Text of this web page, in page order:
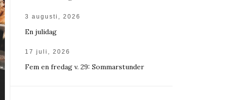
3 augusti, 2026
En julidag
17 juli, 2026
Fem en fredag v. 29: Sommarstunder